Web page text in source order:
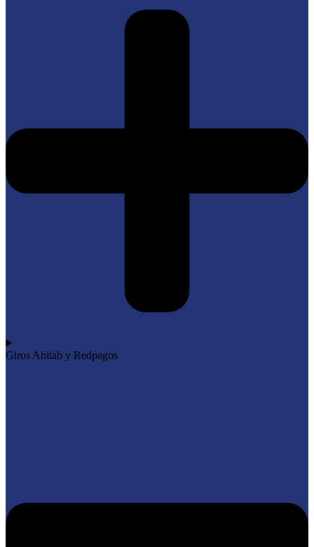
Giros Abitab y Redpagos